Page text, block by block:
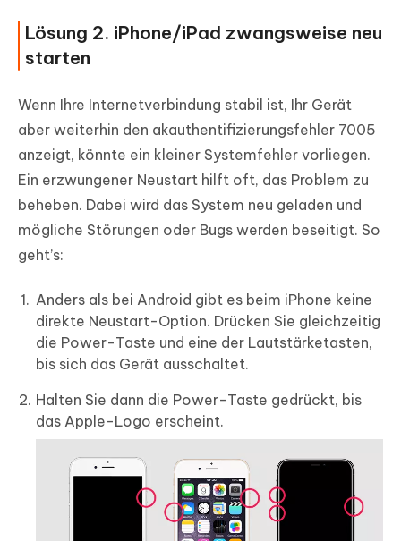
Lösung 2. iPhone/iPad zwangsweise neu
starten
Wenn Ihre Internetverbindung stabil ist, Ihr Gerät
aber weiterhin den akauthentifizierungsfehler 7005
anzeigt, könnte ein kleiner Systemfehler vorliegen.
Ein erzwungener Neustart hilft oft, das Problem zu
beheben. Dabei wird das System neu geladen und
mögliche Störungen oder Bugs werden beseitigt. So
geht’s:
Anders als bei Android gibt es beim iPhone keine
direkte Neustart-Option. Drücken Sie gleichzeitig
die Power-Taste und eine der Lautstärketasten,
bis sich das Gerät ausschaltet.
Halten Sie dann die Power-Taste gedrückt, bis
das Apple-Logo erscheint.